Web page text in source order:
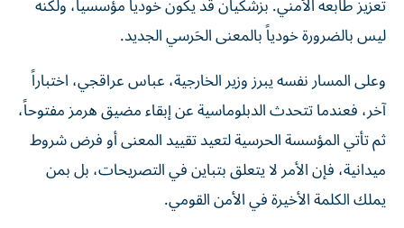
ليس بالضرورة خودياً بالمعنى الحَرسي الجديد.
وعلى المسار نفسه يبرز وزير الخارجية، عباس عراقجي، اختباراً
آخر، فعندما تتحدث الدبلوماسية عن إبقاء مضيق هرمز مفتوحاً،
ثم تأتي المؤسسة الحرسية لتعيد تقييد المعنى أو فرض شروط
ميدانية، فإن الأمر لا يتعلق بتباين في التصريحات، بل بمن
يملك الكلمة الأخيرة في الأمن القومي.